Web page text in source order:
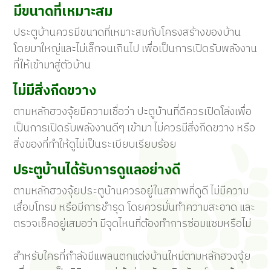
มีขนาดที่เหมาะสม
ประตูบ้านควรมีขนาดที่เหมาะสมกับโครงสร้างของบ้าน
โดยมาใหญ่และไม่เล็กจนเกินไป เพื่อเป็นการเปิดรับพลังงาน
ที่ให้เข้ามาสู่ตัวบ้าน
ไม่มีสิ่งกีดขวาง
ตามหลักฮวงจุ้ยมีความเชื่อว่า ปะตูบ้านที่ดีควรเปิดโล่งเพื่อ
เป็นการเปิดรับพลังงานดีๆ เข้ามา ไม่ควรมีสิ่งกีดขวาง หรือ
สิ่งของที่ทำให้ดูไม่เป็นระเบียบเรียบร้อย
ประตูบ้านได้รับการดูแลอย่างดี
ตามหลักฮวงจุ้ยประตูบ้านควรอยู่ในสภาพที่ดูดี ไม่มีความ
เสื่อมโทรม หรือมีการชำรุด โดยควรมั่นทำความสะอาด และ
ตรวจเช็คอยู่เสมอว่า มีจุดไหนที่ต้องทำการซ่อมแซมหรือไม่
สำหรับใครที่กำลังมีแพลนตกแต่งบ้านใหม่ตามหลักฮวงจุ้ย